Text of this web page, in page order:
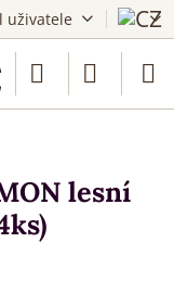
uživatele
lesní